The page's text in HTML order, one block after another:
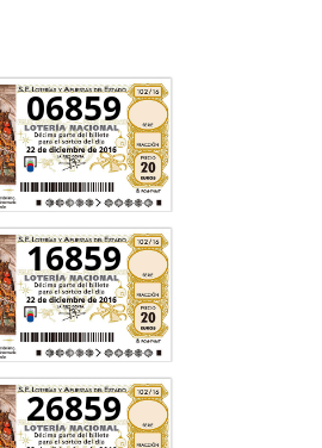
06859
16859
26859